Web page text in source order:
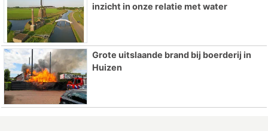
inzicht in onze relatie met water
Grote uitslaande brand bij boerderij in
Huizen